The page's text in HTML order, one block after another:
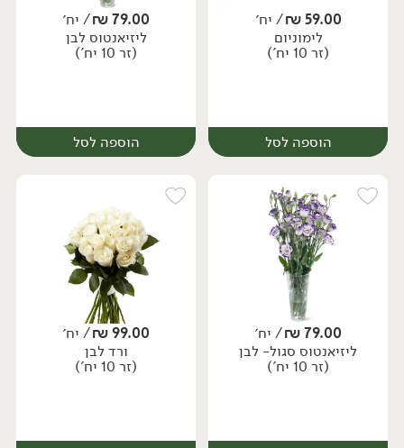
יח׳ יח׳
59.00
₪/ יח׳
לימוניום
(זר 10 יח')
הוספה לסל
יח׳
79.00
₪/ יח׳
ליזיאנטוס לבן
(זר 10 יח')
הוספה לסל
יח׳
79.00
₪/ יח׳
ליזיאנטוס סגול- לבן
(זר 10 יח')
99.00
₪/ יח׳
ורד לבן
(זר 10 יח')